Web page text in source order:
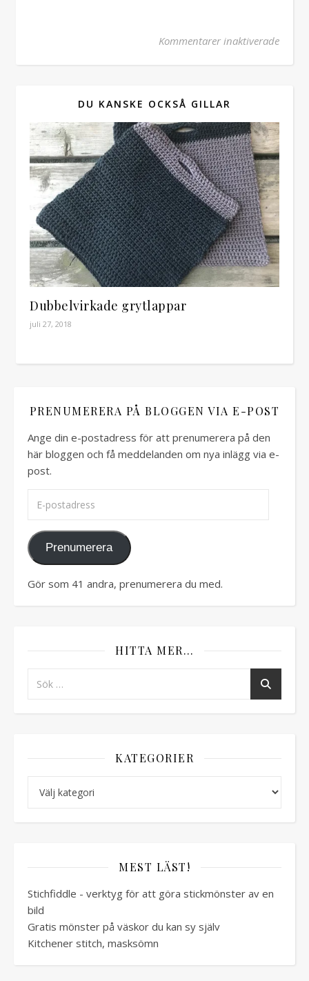
Kommentarer inaktiveradeför
DU KANSKE OCKSÅ GILLAR
Dubbelvirkade grytlappar
juli 27, 2018
PRENUMERERA PÅ BLOGGEN VIA E-POST
Ange din e-postadress för att prenumerera på den
här bloggen och få meddelanden om nya inlägg via e-
post.
Prenumerera
Gör som 41 andra, prenumerera du med.
HITTA MER…
KATEGORIER
MEST LÄST!
Stichfiddle - verktyg för att göra stickmönster av en
bild
Gratis mönster på väskor du kan sy själv
Kitchener stitch, masksömn